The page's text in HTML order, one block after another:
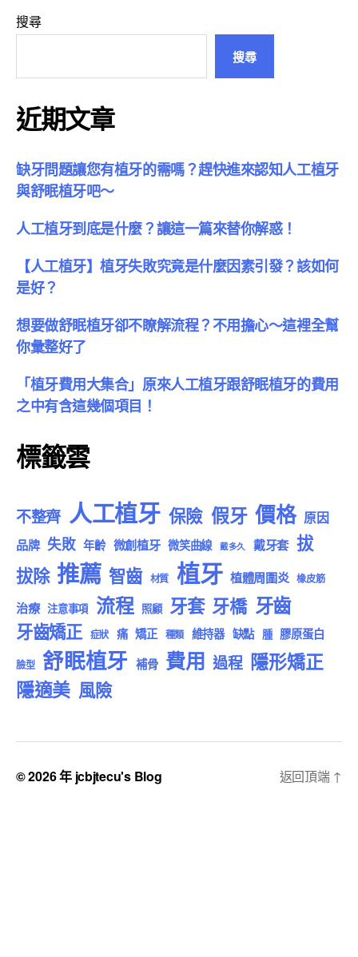
搜尋
搜尋
近期文章
缺牙問題讓您有植牙的需嗎？趕快進來認知人工植牙
與舒眠植牙吧～
人工植牙到底是什麼？讓這一篇來替你解惑！
【人工植牙】植牙失敗究竟是什麼因素引發？該如何
是好？
想要做舒眠植牙卻不瞭解流程？不用擔心～這裡全幫
你彙整好了
「植牙費用大集合」原來人工植牙跟舒眠植牙的費用
之中有含這幾個項目！
標籤雲
不整齊 人工植牙 保險 假牙 價格 原因
品牌 失敗 年齡 微創植牙 微笑曲線 戴多久 戴牙套 拔
拔除 推薦 智齒 材質 植牙 植體周圍炎 橡皮筋
治療 注意事項 流程 照顧 牙套 牙橋 牙齒
牙齒矯正 症狀 痛 矯正 種類 維持器 缺點 腫 膠原蛋白
臉型 舒眠植牙 補骨 費用 過程 隱形矯正
隱適美 風險
© 2026 年 jcbjtecu's Blog 返回頂端 ↑